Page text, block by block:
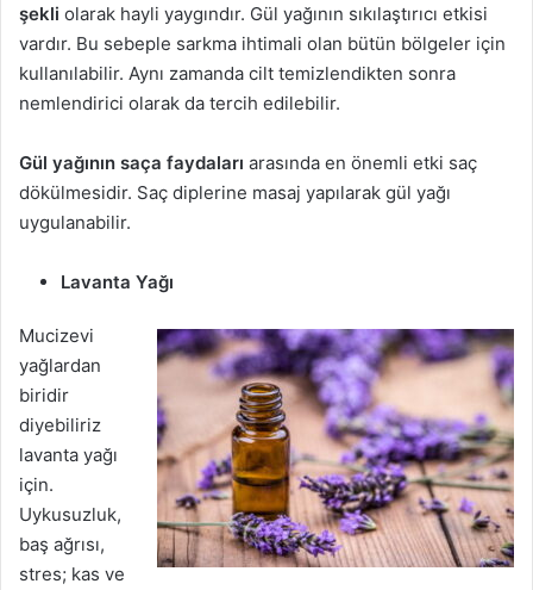
şekli olarak hayli yaygındır. Gül yağının sıkılaştırıcı etkisi
vardır. Bu sebeple sarkma ihtimali olan bütün bölgeler için
kullanılabilir. Aynı zamanda cilt temizlendikten sonra
nemlendirici olarak da tercih edilebilir.
Gül yağının saça faydaları arasında en önemli etki saç
dökülmesidir. Saç diplerine masaj yapılarak gül yağı
uygulanabilir.
Lavanta Yağı
Mucizevi
yağlardan
biridir
diyebiliriz
lavanta yağı
için.
Uykusuzluk,
baş ağrısı,
stres; kas ve